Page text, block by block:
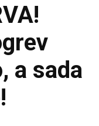
a sada